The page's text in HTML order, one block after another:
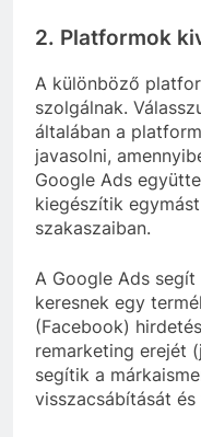
2. Platformok
A különböző
szolgálnak.
általában a
javasolni,
Google Ads
kiegészítik
szakaszaiban.
A Google Ads
keresnek egy
(Facebook)
remarketing erejét
segítik a
visszacsábítását